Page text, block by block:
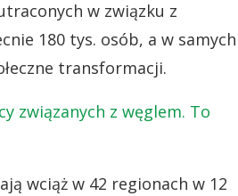
w związku z
180 tys. osób, a w samych
transformacji.
związanych z węglem. To
wciąż w 42 regionach w 12